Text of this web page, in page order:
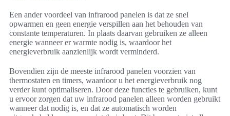
Een ander voordeel van infrarood panelen is dat ze snel
opwarmen en geen energie verspillen aan het behouden van
constante temperaturen. In plaats daarvan gebruiken ze alleen
energie wanneer er warmte nodig is, waardoor het
energieverbruik aanzienlijk wordt verminderd.
Bovendien zijn de meeste infrarood panelen voorzien van
thermostaten en timers, waardoor u het energieverbruik nog
verder kunt optimaliseren. Door deze functies te gebruiken, kunt
u ervoor zorgen dat uw infrarood panelen alleen worden gebruikt
wanneer dat nodig is, en dat ze automatisch worden